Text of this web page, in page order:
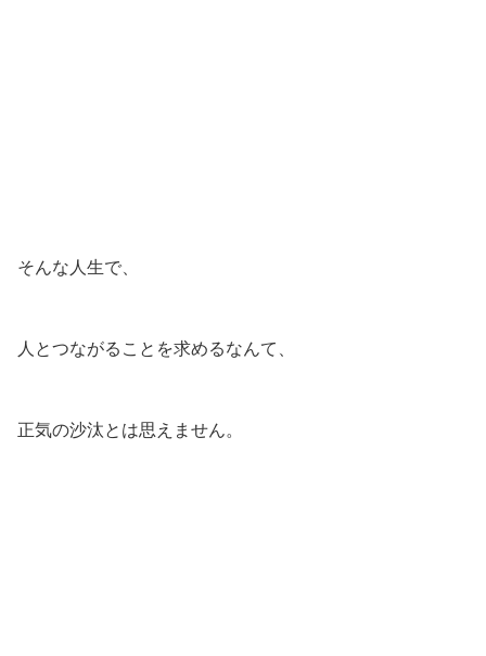
そんな人生で、
人とつながることを求めるなんて、
正気の沙汰とは思えません。